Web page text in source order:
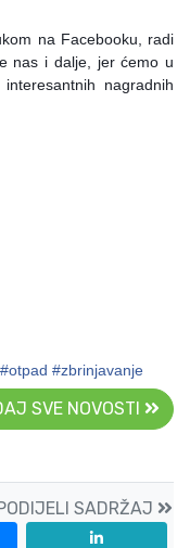
na Facebooku, radi
nas i dalje, jer ćemo u
nagradnih
#zbrinjavanje
SVE NOVOSTI
SADRŽAJ